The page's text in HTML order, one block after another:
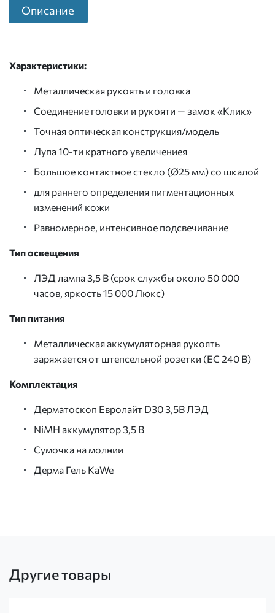
Описание
Характеристики:
Металлическая рукоять и головка
Соединение головки и рукояти — замок «Клик»
Точная оптическая конструкция/модель
Лупа 10-ти кратного увеличениея
Большое контактное стекло (Ø25 мм) со шкалой
для раннего определения пигментационных
изменений кожи
Равномерное, интенсивное подсвечивание
Тип освещения
ЛЭД лампа 3,5 В (срок службы около 50 000
часов, яркость 15 000 Люкс)
Тип питания
Металлическая аккумуляторная рукоять
заряжается от штепсельной розетки (EС 240 В)
Комплектация
Дерматоскоп Евролайт D30 3,5B ЛЭД
NiMH аккумулятор 3,5 В
Сумочка на молнии
Дерма Гель KaWe
Другие товары